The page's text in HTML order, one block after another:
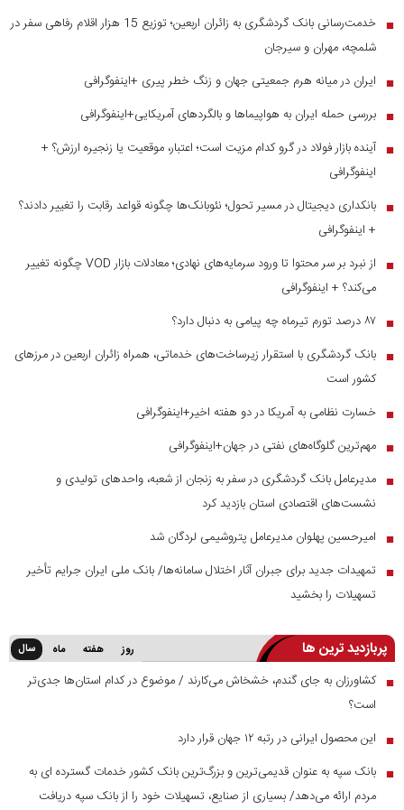
■
خدمت‌رسانی بانک گردشگری به زائران اربعین؛ توزیع 15 هزار اقلام رفاهی سفر در
شلمچه، مهران و سیرجان
■ ایران در میانه هرم جمعیتی جهان و زنگ خطر پیری +اینفوگرافی
■ بررسی حمله ایران به هواپیماها و بالگردهای آمریکایی+اینفوگرافی
■ آینده بازار فولاد در گرو کدام مزیت است؛ اعتبار، موقعیت یا زنجیره ارزش؟ +
اینفوگرافی
■ بانکداری دیجیتال در مسیر تحول؛ نئوبانک‌ها چگونه قواعد رقابت را تغییر دادند؟
+ اینفوگرافی
■
از نبرد بر سر محتوا تا ورود سرمایه‌های نهادی؛ معادلات بازار VOD چگونه تغییر
می‌کند؟ + اینفوگرافی
■ ۸۷ درصد تورم تیرماه چه پیامی به دنبال دارد؟
■ بانک گردشگری با استقرار زیرساخت‌های خدماتی، همراه زائران اربعین در مرز‌های
کشور است
■ خسارت نظامی به آمریکا در دو هفته اخیر+اینفوگرافی
■ مهم‌ترین گلوگاه‌های نفتی در جهان+اینفوگرافی
■ مدیرعامل بانک گردشگری در سفر به زنجان از شعبه، واحدهای تولیدی و
نشست‌های اقتصادی استان بازدید کرد
■ امیرحسین پهلوان مدیرعامل پتروشیمی لردگان شد
■
تمهیدات جدید برای جبران آثار اختلال سامانه‌ها/ بانک ملی ایران جرایم تأخیر
تسهیلات را بخشید
پربازدید ترین ها روز هفته ماه سال
■ کشاورزان به جای گندم، خشخاش می‌کارند / موضوع در کدام استان‌ها جدی‌تر
است؟
■ این محصول ایرانی در رتبه ۱۲ جهان قرار دارد
■ بانک سپه به عنوان قدیمی‌ترین و بزرگ‌ترین بانک کشور خدمات گسترده ای به
مردم ارائه می‌دهد/ بسیاری از صنایع، تسهیلات خود را از بانک سپه دریافت